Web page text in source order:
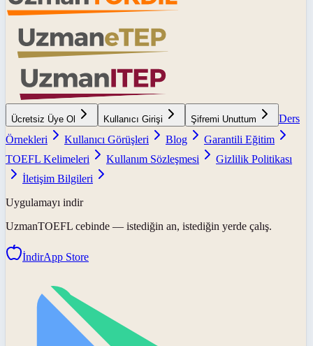
Ücretsiz Üye Ol Kullanıcı Girişi Şifremi Unuttum
Ders
Örnekleri
Kullanıcı Görüşleri Blog
Garantili Eğitim
TOEFL Kelimeleri
Kullanım Sözleşmesi
Gizlilik Politikası
İletişim Bilgileri
Uygulamayı indir
UzmanTOEFL cebinde — istediğin an, istediğin yerde çalış.
İndirApp Store